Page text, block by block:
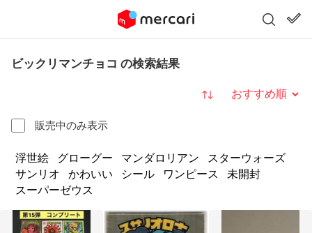
ビックリマンチョコ の検索結果
販売中のみ表示
並び替え
浮世絵 グローグー マンダロリアン
スターウォーズ
サンリオ
かわいい シール ワンピース
未開封
スーパーゼウス